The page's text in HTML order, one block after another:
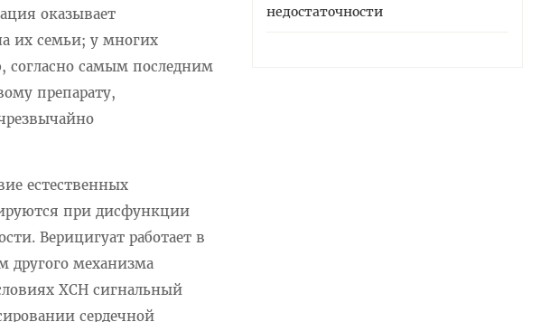
оказывает
их семьи; у многих
согласно самым последним
препарату,
естественных
при дисфункции
Верицигуат работает в
другого механизма
ХСН сигнальный
сердечной
недостаточности